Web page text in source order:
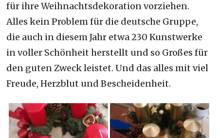
für ihre Weihnachtsdekoration vorziehen.
Alles kein Problem für die deutsche Gruppe,
die auch in diesem Jahr etwa 230 Kunstwerke
in voller Schönheit herstellt und so Großes für
den guten Zweck leistet. Und das alles mit viel
Freude, Herzblut und Bescheidenheit.